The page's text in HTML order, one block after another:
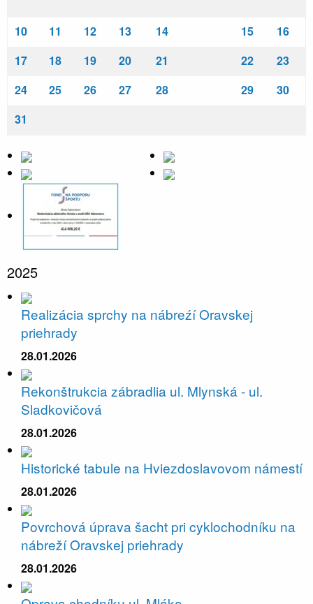
10 11 12 13 14 15
16
17
18 19 20 21 22
23
24
25 26 27 28 29
30
31
2025
Realizácia sprchy na nábreźí Oravskej
priehrady
28.01.2026
Rekonštrukcia zábradlia ul. Mlynská - ul.
Sladkovičová
28.01.2026
Historické tabule na Hviezdoslavovom námestí
28.01.2026
Povrchová úprava šacht pri cyklochodníku na
nábreží Oravskej priehrady
28.01.2026